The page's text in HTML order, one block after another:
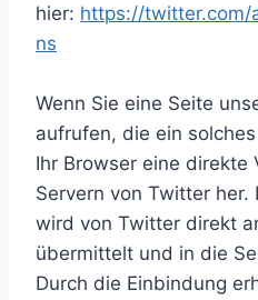
hier: https://
ns
Wenn Sie eine Seite
aufrufen, die ein
Ihr Browser eine direkte
Servern von Twitter her.
wird von Twitter direkt
übermittelt und in die
Durch die Einbindung